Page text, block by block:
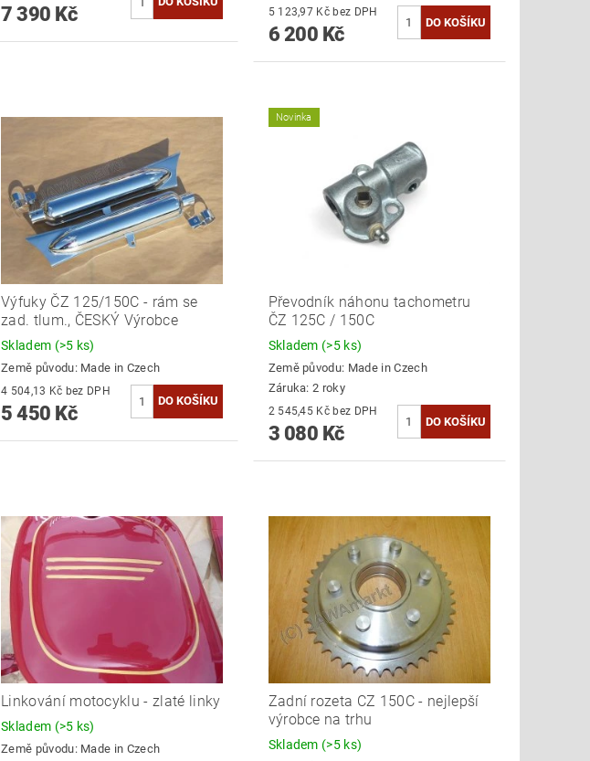
7 390 Kč 5 123,97 Kč bez DPH
6 200 Kč
Výfuky ČZ 125/150C - rám se
zad. tlum., ČESKÝ Výrobce
Skladem (>5 ks)
Země původu: Made in Czech
4 504,13 Kč bez DPH
5 450 Kč
Novinka
Převodník náhonu tachometru
ČZ 125C / 150C
Skladem (>5 ks)
Země původu: Made in Czech
Záruka: 2 roky
2 545,45 Kč bez DPH
3 080 Kč
Linkování motocyklu - zlaté linky
Skladem (>5 ks)
Země původu: Made in Czech
Zadní rozeta CZ 150C - nejlepší
výrobce na trhu
Skladem (>5 ks)